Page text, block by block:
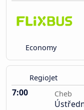
Economy
RegioJet
7:00 Cheb